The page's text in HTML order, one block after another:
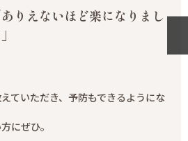
ありえないほど楽になりまし
ていただき、予防もできるようにな
にぜひ。